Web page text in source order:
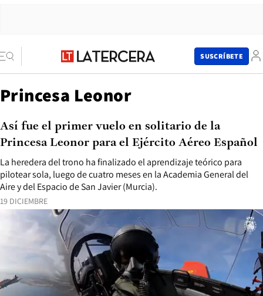
SUSCRÍBETE
Princesa Leonor
19 DICIEMBRE
La heredera del trono ha finalizado el aprendizaje teórico para
pilotear sola, luego de cuatro meses en la Academia General del
Aire y del Espacio de San Javier (Murcia).
Así fue el primer vuelo en solitario de la
Princesa Leonor para el Ejército Aéreo Español